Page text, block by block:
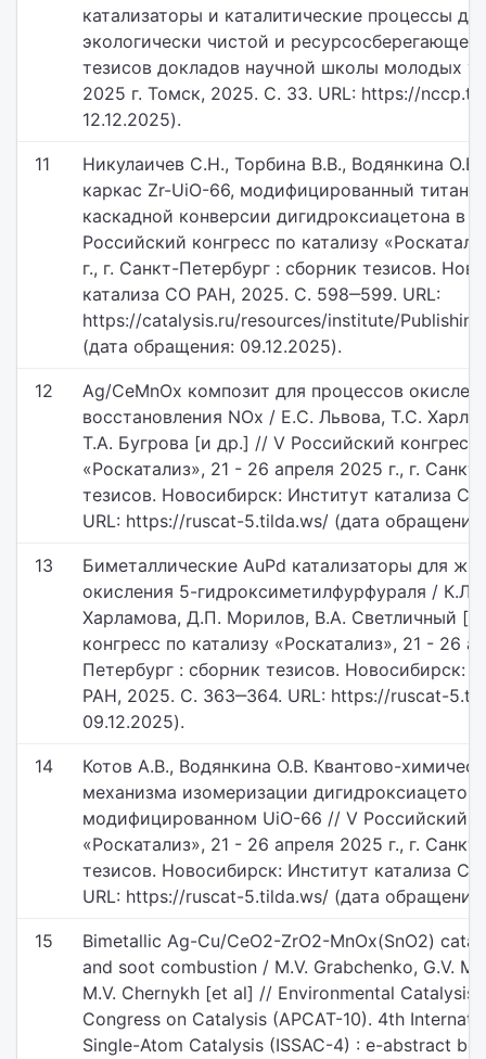
катализаторы и каталитические процессы
экологически чистой и ресурсосберегающей
тезисов докладов научной школы молодых
2025 г. Томск, 2025. С. 33. URL: https://
12.12.2025).
11
Никулаичев С.Н., Торбина В.В., Водянкина
каркас Zr-UiO-66, модифицированный
каскадной конверсии дигидроксиацетона в
Российский конгресс по катализу
г., г. Санкт-Петербург : сборник тезисов.
катализа СО РАН, 2025. С. 598‒599. URL:
https://catalysis.ru/resources/institute/
(дата обращения: 09.12.2025).
12
Ag/CeMnOx композит для процессов
восстановления NOx / Е.С. Львова, Т.С.
Т.А. Бугрова [и др.] // V Российский конгресс
«Роскатализ», 21 - 26 апреля 2025 г., г.
тезисов. Новосибирск: Институт катализа
URL: https://ruscat-5.tilda.ws/ (дата
13
Биметаллические AuPd катализаторы для
окисления 5-гидроксиметилфурфураля / К.Л.
Харламова, Д.П. Морилов, В.А. Светличный
конгресс по катализу «Роскатализ», 21 - 26
Петербург : сборник тезисов. Новосибирск:
РАН, 2025. С. 363‒364. URL: https://ruscat-
09.12.2025).
14
Котов А.В., Водянкина О.В. Квантово-
механизма изомеризации
модифицированном UiO-66 // V Российский
«Роскатализ», 21 - 26 апреля 2025 г., г.
тезисов. Новосибирск: Институт катализа
URL: https://ruscat-5.tilda.ws/ (дата
15
Bimetallic Ag-Cu/CeO2-ZrO2-MnOx(SnO2)
and soot combustion / M.V. Grabchenko, G.V.
M.V. Chernykh [et al] // Environmental
Congress on Catalysis (APCAT-10). 4th
Single-Atom Catalysis (ISSAC-4) : e-abstract